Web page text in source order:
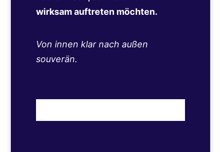
wirksam auftreten möchten.
Von innen klar nach außen
souverän.